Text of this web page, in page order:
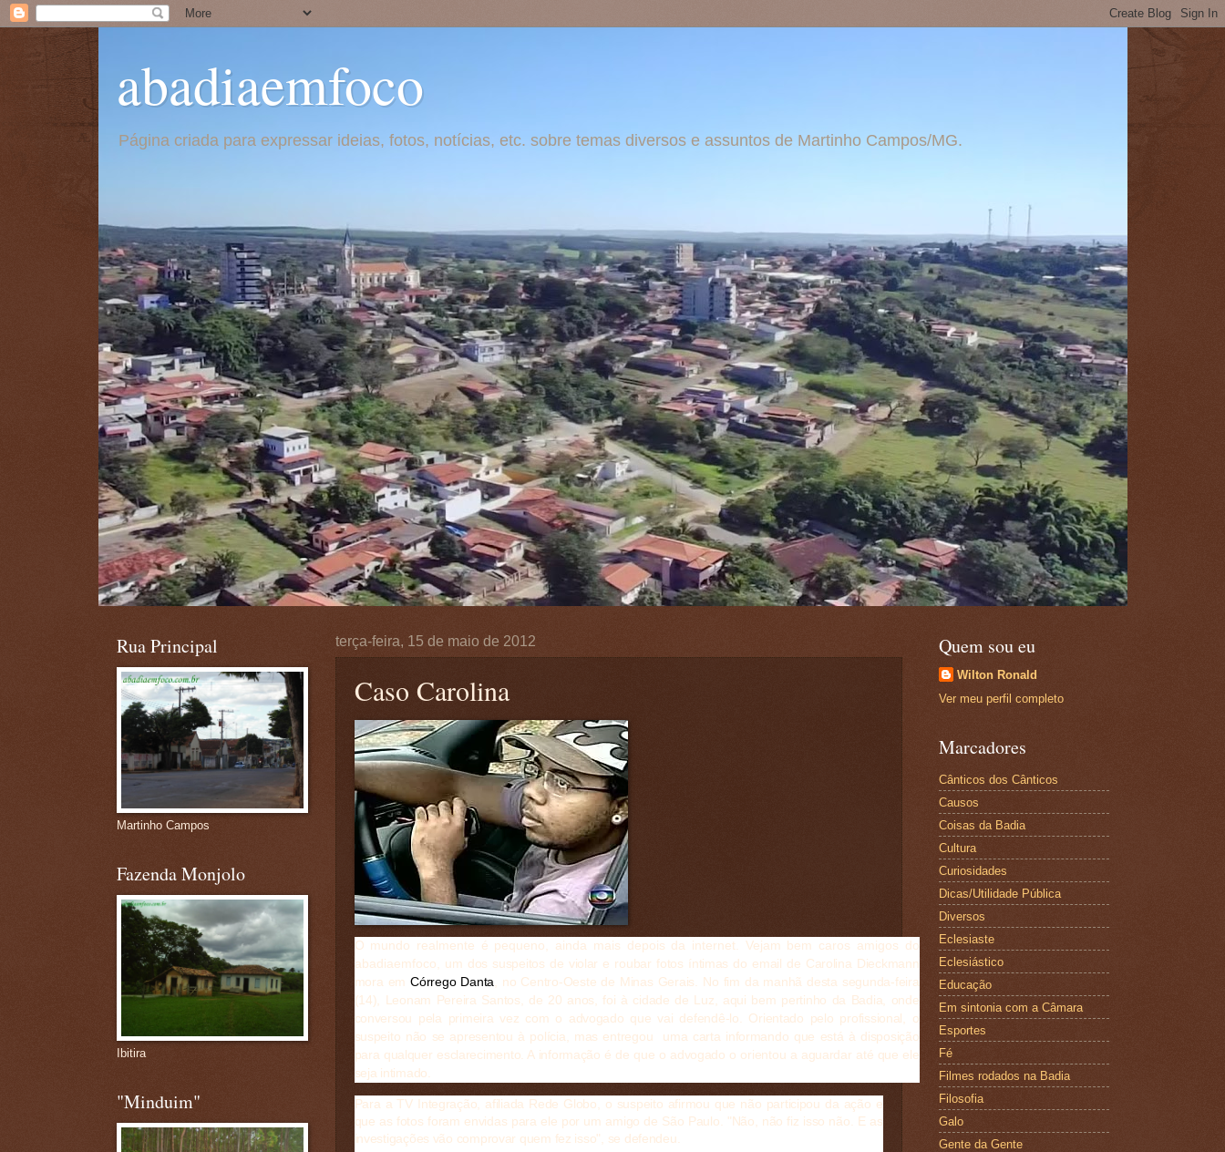
abadiaemfoco
Página criada para expressar ideias, fotos, notícias, etc. sobre temas diversos e assuntos de Martinho Campos/MG.
terça-feira, 15 de maio de 2012
Caso Carolina
O mundo realmente é pequeno, ainda mais depois da internet. Vejam bem caros amigos do
abadiaemfoco, um dos suspeitos de violar e roubar fotos íntimas do email de Carolina Dieckmann
mora em Córrego Danta, no Centro-Oeste de Minas Gerais. No fim da manhã desta segunda-feira
(14), Leonam Pereira Santos, de 20 anos, foi à cidade de Luz, aqui bem pertinho da Badia, onde
conversou pela primeira vez com o advogado que vai defendê-lo. Orientado pelo profissional, o
suspeito não se apresentou à polícia, mas entregou uma carta informando que está à disposição
para qualquer esclarecimento. A informação é de que o advogado o orientou a aguardar até que ele
seja intimado.
Para a TV Integração, afiliada Rede Globo, o suspeito afirmou que não participou da ação e
que as fotos foram envidas para ele por um amigo de São Paulo. "Não, não fiz isso não. E as
investigações vão comprovar quem fez isso", se defendeu.
Rua Principal
Martinho Campos
Fazenda Monjolo
Ibitira
"Minduim"
Quem sou eu
Wilton Ronald
Ver meu perfil completo
Marcadores
Cânticos dos Cânticos
Causos
Coisas da Badia
Cultura
Curiosidades
Dicas/Utilidade Pública
Diversos
Eclesiaste
Eclesiástico
Educação
Em sintonia com a Câmara
Esportes
Fé
Filmes rodados na Badia
Filosofia
Galo
Gente da Gente